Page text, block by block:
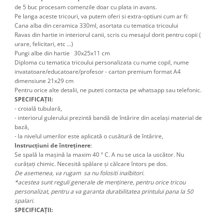
de 5 buc procesam comenzile doar cu plata in avans.
Pe langa aceste tricouri, va putem oferi si extra-optiuni cum ar fi:
Cana alba din ceramica 330ml, asortata cu tematica tricoului
Ravas din hartie in interiorul canii, scris cu mesajul dorit pentru copii (
urare, felicitari, etc ...)
Pungi albe din hartie 30x25x11 cm
Diploma cu tematica tricoului personalizata cu nume copil, nume
invatatoare/educatoare/profesor - carton premium format A4
dimensiune 21x29 cm
Pentru orice alte detalii, ne puteti contacta pe whatsapp sau telefonic.
SPECIFICAȚII:
- croială tubulară,
- interiorul gulerului prezintă bandă de întărire din același material de
bază,
- la nivelul umerilor este aplicată o cusătură de întărire,
Instrucțiuni de întreținere:
Se spală la mașină la maxim 40 ° C. A nu se usca la uscător. Nu
curățați chimic. Necesită spălare și călcare întors pe dos.
De asemenea, va rugam sa nu folositi inalbitori.
*acestea sunt reguli generale de menținere, pentru orice tricou
personalizat, pentru a va garanta durabilitatea printului pana la 50
spalari.
SPECIFICAȚII: